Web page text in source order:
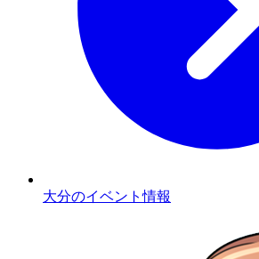
大分のイベント情報